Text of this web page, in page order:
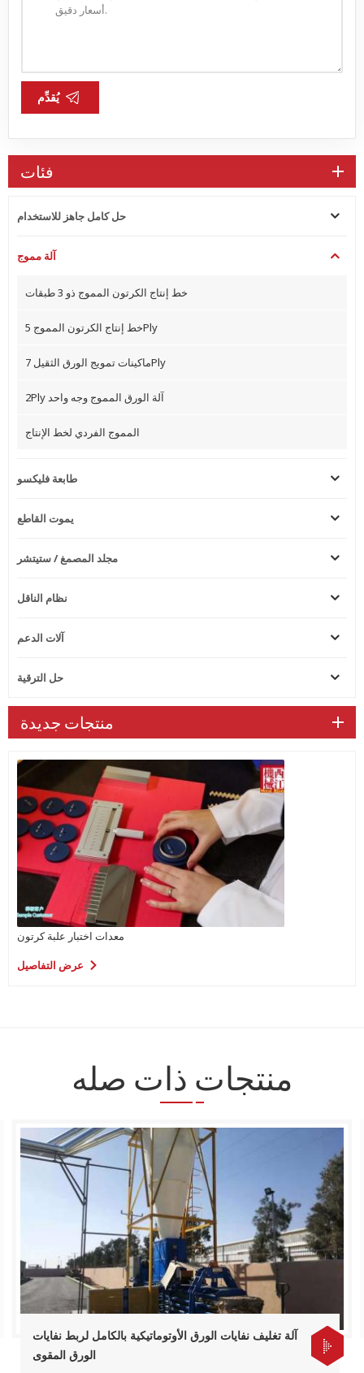
يُقدِّم
فئات
حل كامل جاهز للاستخدام
آلة مموج
خط إنتاج الكرتون المموج ذو 3 طبقات
خط إنتاج الكرتون المموج 5Ply
ماكينات تمويج الورق الثقيل 7Ply
2Ply آلة الورق المموج وجه واحد
المموج الفردي لخط الإنتاج
طابعة فليكسو
يموت القاطع
مجلد المصمغ / ستيتشر
نظام الناقل
آلات الدعم
حل الترقية
منتجات جديدة
معدات اختبار علبة كرتون
عرض التفاصيل
منتجات ذات صله
آلة تغليف نفايات الورق الأوتوماتيكية بالكامل لربط نفايات
الورق المقوى